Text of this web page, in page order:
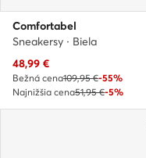
Comfortabel
Sneakersy · Biela
Aktuálna cena
48,99 €
Bežná cena109,95 €-55%
Najnižšia cena51,95 €-5%